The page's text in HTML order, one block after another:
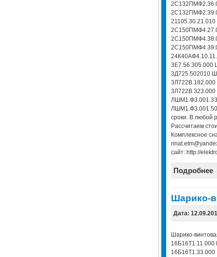
3Е7.56.305.000
3Д725.502010
3Л722В.182.000
3Л722В.323.000
сроки. В любой
Рассчитаем
Комплексное
сайт: http://
Подробнее
Шарико-
Дата:
Шарико-
16Б16Т1.11.000
16Б16Т1.33.000